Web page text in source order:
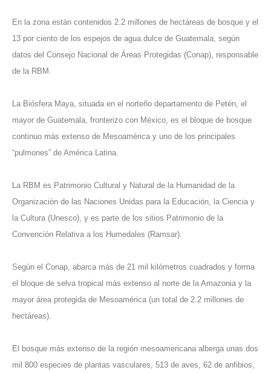
En la zona están contenidos 2.2 millones de hectáreas de bosque y el
13 por ciento de los espejos de agua dulce de Guatemala, según
datos del Consejo Nacional de Áreas Protegidas (Conap), responsable
de la RBM.
La Biósfera Maya, situada en el norteño departamento de Petén, el
mayor de Guatemala, fronterizo con México, es el bloque de bosque
continuo más extenso de Mesoamérica y uno de los principales
“pulmones” de América Latina.
La RBM es Patrimonio Cultural y Natural de la Humanidad de la
Organización de las Naciones Unidas para la Educación, la Ciencia y
la Cultura (Unesco), y es parte de los sitios Patrimonio de la
Convención Relativa a los Humedales (Ramsar).
Según el Conap, abarca más de 21 mil kilómetros cuadrados y forma
el bloque de selva tropical más extenso al norte de la Amazonia y la
mayor área protegida de Mesoamérica (un total de 2.2 millones de
hectáreas).
El bosque más extenso de la región mesoamericana alberga unas dos
mil 800 especies de plantas vasculares, 513 de aves, 62 de anfibios,